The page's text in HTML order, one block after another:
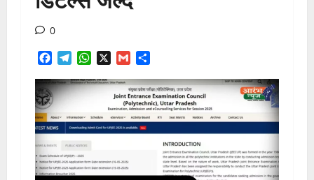
0
Facebook
TelegramWhatsAppGmail